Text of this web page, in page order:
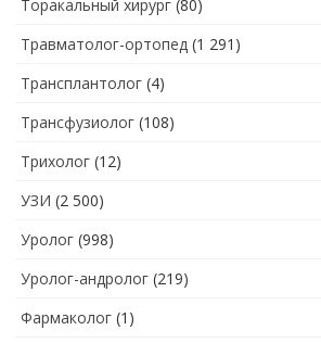
Торакальный хирург (80)
Травматолог-ортопед (1 291)
Трансплантолог (4)
Трансфузиолог (108)
Трихолог (12)
УЗИ (2 500)
Уролог (998)
Уролог-андролог (219)
Фармаколог (1)